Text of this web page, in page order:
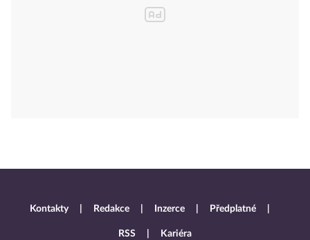
Kontakty Redakce Inzerce Předplatné
RSS Kariéra